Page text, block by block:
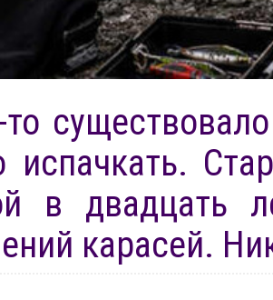
то
испачкать.
в двадцать
карасей.